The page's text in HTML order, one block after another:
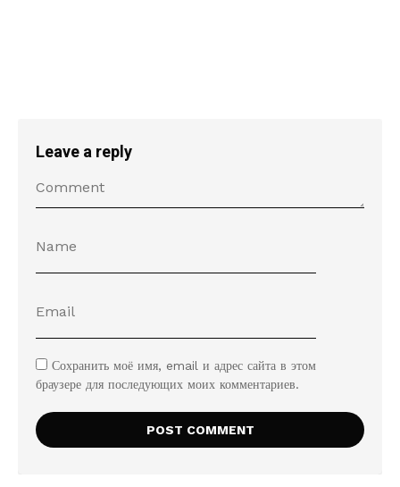
Leave a reply
Сохранить моё имя, email и адрес сайта в этом
браузере для последующих моих комментариев.